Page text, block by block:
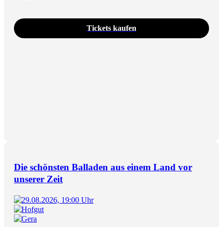
Tickets kaufen
Die schönsten Balladen aus einem Land vor
unserer Zeit
29.08.2026, 19:00 Uhr
Hofgut
Gera